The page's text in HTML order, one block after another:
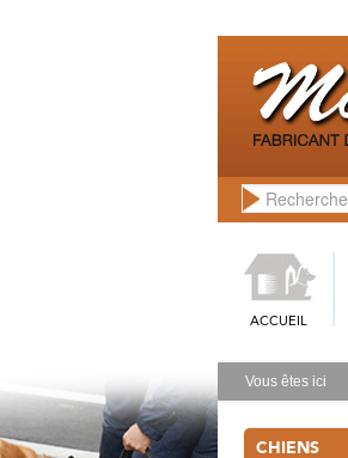
ACCUEIL
Vous êtes ici
CHIENS